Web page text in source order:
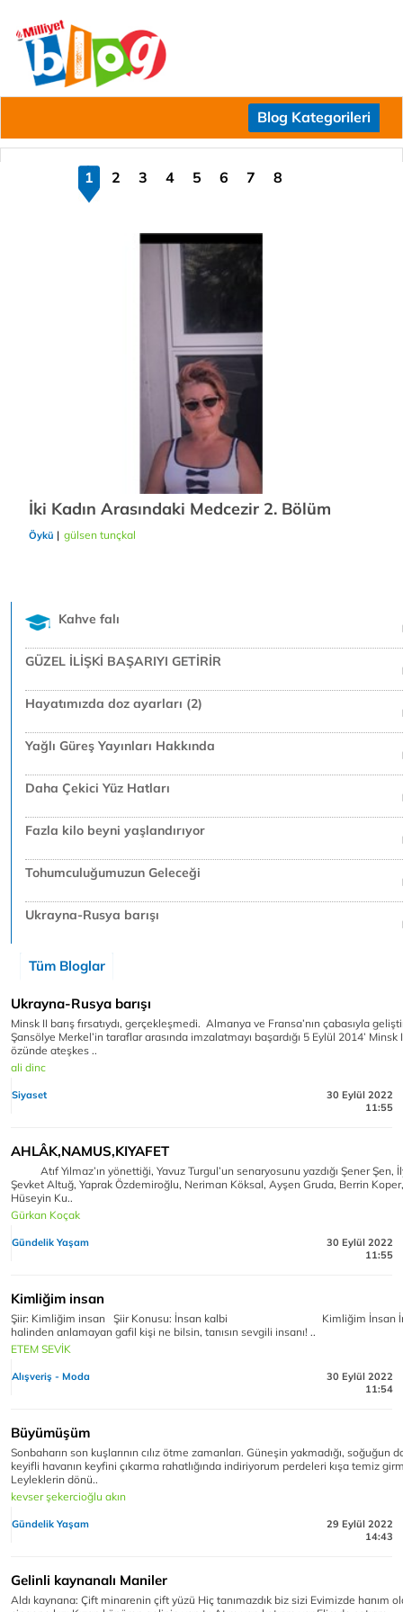
Blog Kategorileri
1 2 3 4 5 6 7 8
İki Kadın Arasındaki Medcezir 2. Bölüm
Öykü | gülsen tunçkal
Kahve falı
GÜZEL İLİŞKİ BAŞARIYI GETİRİR
Hayatımızda doz ayarları (2)
Yağlı Güreş Yayınları Hakkında
Daha Çekici Yüz Hatları
Fazla kilo beyni yaşlandırıyor
Tohumculuğumuzun Geleceği
Ukrayna-Rusya barışı
Tüm Bloglar
Ukrayna-Rusya barışı
Minsk II barış fırsatıydı, gerçekleşmedi. Almanya ve Fransa’nın çabasıyla
Şansölye Merkel’in taraflar arasında imzalatmayı başardığı 5 Eylül 2014’ Minsk
özünde ateşkes ..
ali dinc
Siyaset
30 Eylül 2022
11:55
AHLÂK,NAMUS,KIYAFET
Atıf Yılmaz’ın yönettiği, Yavuz Turgul’un senaryosunu yazdığı Şener Şen,
Şevket Altuğ, Yaprak Özdemiroğlu, Neriman Köksal, Ayşen Gruda, Berrin
Hüseyin Ku..
Gürkan Koçak
Gündelik Yaşam
30 Eylül 2022
11:55
Kimliğim insan
Şiir: Kimliğim insan Şiir Konusu: İnsan kalbi Kimliğim İnsan
halinden anlamayan gafil kişi ne bilsin, tanısın sevgili insanı! ..
ETEM SEVİK
Alışveriş - Moda
30 Eylül 2022
11:54
Büyümüşüm
Sonbaharın son kuşlarının cılız ötme zamanları. Güneşin yakmadığı, soğuğun
keyifli havanın keyfini çıkarma rahatlığında indiriyorum perdeleri kışa temiz
Leyleklerin dönü..
kevser şekercioğlu akın
Gündelik Yaşam
29 Eylül 2022
14:43
Gelinli kaynanalı Maniler
Aldı kaynana: Çift minarenin çift yüzü Hiç tanımazdık biz sizi Evimizde hanım